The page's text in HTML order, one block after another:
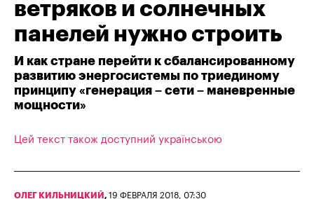
ветряков и солнечных
панелей нужно строить
И как стране перейти к сбалансированному
развитию энергосистемы по триединому
принципу «генерация – сети – маневренные
мощности»
Цей текст також доступний українською
ОЛЕГ КИЛЬНИЦКИЙ , 19 ФЕВРАЛЯ 2018, 07:30